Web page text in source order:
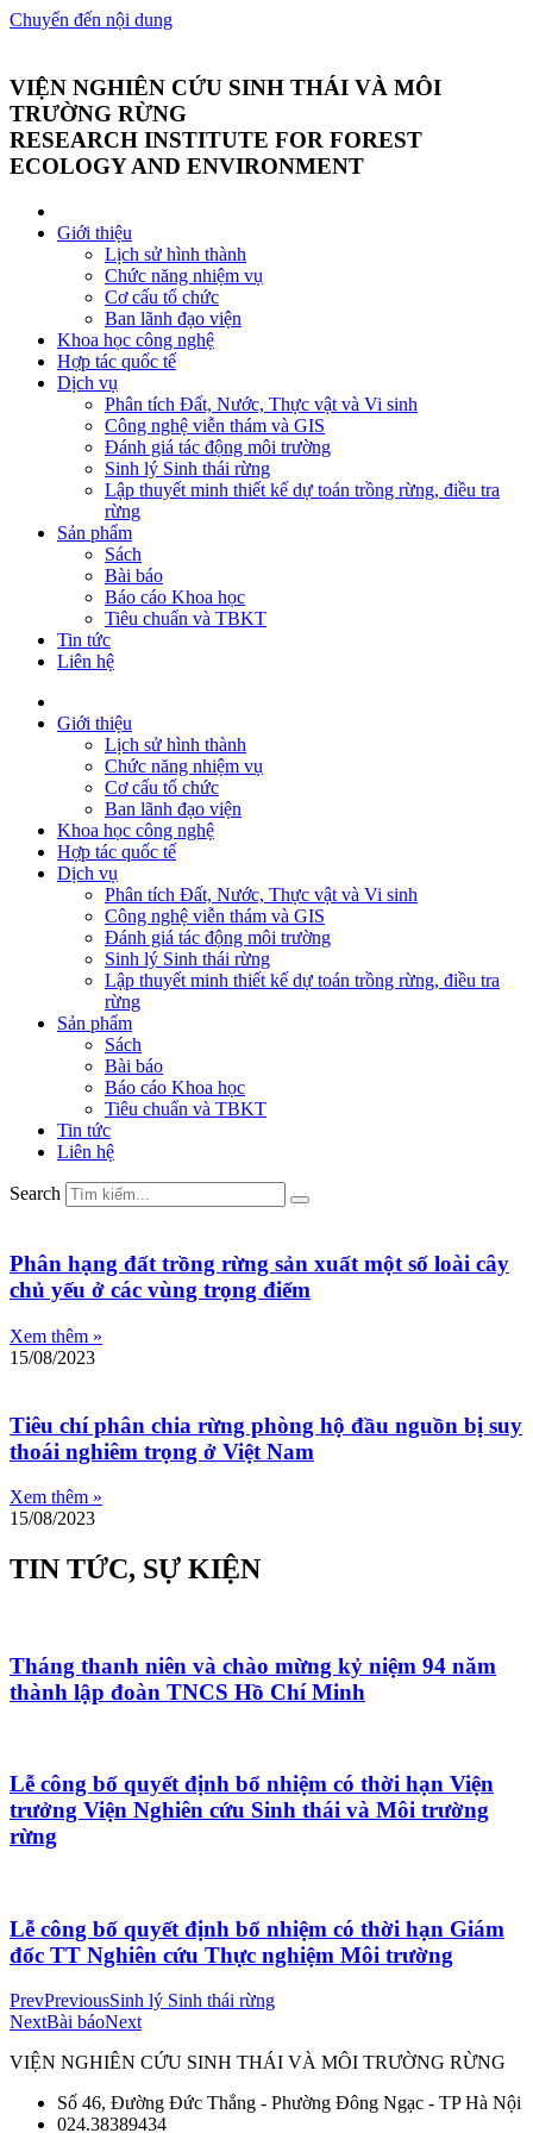
Chuyển đến nội dung
VIỆN NGHIÊN CỨU SINH THÁI VÀ MÔI
TRƯỜNG RỪNG
RESEARCH INSTITUTE FOR FOREST
ECOLOGY AND ENVIRONMENT
Giới thiệu
Lịch sử hình thành
Chức năng nhiệm vụ
Cơ cấu tổ chức
Ban lãnh đạo viện
Khoa học công nghệ
Hợp tác quốc tế
Dịch vụ
Phân tích Đất, Nước, Thực vật và Vi sinh
Công nghệ viễn thám và GIS
Đánh giá tác động môi trường
Sinh lý Sinh thái rừng
Lập thuyết minh thiết kế dự toán trồng rừng, điều tra
rừng
Sản phẩm
Sách
Bài báo
Báo cáo Khoa học
Tiêu chuẩn và TBKT
Tin tức
Liên hệ
Giới thiệu
Lịch sử hình thành
Chức năng nhiệm vụ
Cơ cấu tổ chức
Ban lãnh đạo viện
Khoa học công nghệ
Hợp tác quốc tế
Dịch vụ
Phân tích Đất, Nước, Thực vật và Vi sinh
Công nghệ viễn thám và GIS
Đánh giá tác động môi trường
Sinh lý Sinh thái rừng
Lập thuyết minh thiết kế dự toán trồng rừng, điều tra
rừng
Sản phẩm
Sách
Bài báo
Báo cáo Khoa học
Tiêu chuẩn và TBKT
Tin tức
Liên hệ
Search
Phân hạng đất trồng rừng sản xuất một số loài cây
chủ yếu ở các vùng trọng điểm
Xem thêm »
15/08/2023
Tiêu chí phân chia rừng phòng hộ đầu nguồn bị suy
thoái nghiêm trọng ở Việt Nam
Xem thêm »
15/08/2023
TIN TỨC, SỰ KIỆN
Tháng thanh niên và chào mừng kỷ niệm 94 năm
thành lập đoàn TNCS Hồ Chí Minh
Lễ công bố quyết định bổ nhiệm có thời hạn Viện
trưởng Viện Nghiên cứu Sinh thái và Môi trường
rừng
Lễ công bố quyết định bổ nhiệm có thời hạn Giám
đốc TT Nghiên cứu Thực nghiệm Môi trường
PrevPreviousSinh lý Sinh thái rừng
NextBài báoNext
VIỆN NGHIÊN CỨU SINH THÁI VÀ MÔI TRƯỜNG RỪNG
Số 46, Đường Đức Thắng - Phường Đông Ngạc - TP Hà Nội
024.38389434